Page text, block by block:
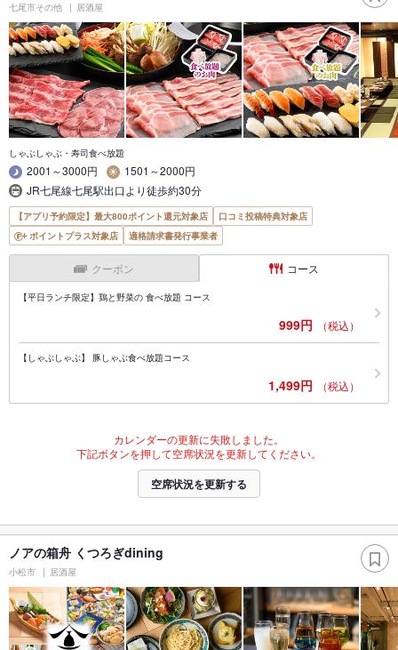
七尾市その他 居酒屋
しゃぶしゃぶ・寿司食べ放題
2001～3000円
1501～2000円
JR七尾線七尾駅出口より徒歩約30分
【アプリ予約限定】最大800ポイント還元対象店
口コミ投稿特典対象店
ポイントプラス対象店
適格請求書発行事業者
クーポン コース
【平日ランチ限定】鶏と野菜の 食べ放題 コース
999円 （税込）
【しゃぶしゃぶ】 豚しゃぶ食べ放題コース
1,499円 （税込）
カレンダーの更新に失敗しました。
下記ボタンを押して空席状況を更新してください。
空席状況を更新する
ノアの箱舟 くつろぎdining
小松市 居酒屋